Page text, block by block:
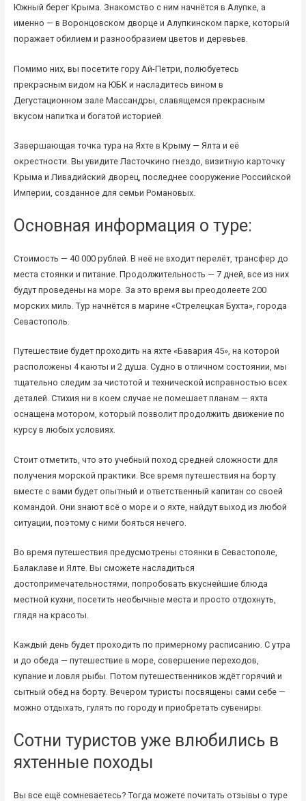
Южный берег Крыма. Знакомство с ним начнётся в Алупке, а
именно — в Воронцовском дворце и Алупкинском парке, который
поражает обилием и разнообразием цветов и деревьев.
Помимо них, вы посетите гору Ай-Петри, полюбуетесь
прекрасным видом на ЮБК и насладитесь вином в
Дегустационном зале Массандры, славящемся прекрасным
вкусом напитка и богатой историей.
Завершающая точка тура на Яхте в Крыму — Ялта и её
окрестности. Вы увидите Ласточкино гнездо, визитную карточку
Крыма и Ливадийский дворец, последнее сооружение Российской
Империи, созданное для семьи Романовых.
Основная информация о туре:
Стоимость — 40 000 рублей. В неё не входит перелёт, трансфер до
места стоянки и питание. Продолжительность — 7 дней, все из них
будут проведены на море. За это время вы преодолеете 200
морских миль. Тур начнётся в марине «Стрелецкая Бухта», города
Севастополь.
Путешествие будет проходить на яхте «Бавария 45», на которой
расположены 4 каюты и 2 душа. Судно в отличном состоянии, мы
тщательно следим за чистотой и технической исправностью всех
деталей. Стихия ни в коем случае не помешает планам — яхта
оснащена мотором, который позволит продолжить движение по
курсу в любых условиях.
Стоит отметить, что это учебный поход средней сложности для
получения морской практики. Все время путешествия на борту
вместе с вами будет опытный и ответственный капитан со своей
командой. Они знают всё о море и о яхте, найдут выход из любой
ситуации, поэтому с ними бояться нечего.
Во время путешествия предусмотрены стоянки в Севастополе,
Балаклаве и Ялте. Вы сможете насладиться
достопримечательностями, попробовать вкуснейшие блюда
местной кухни, посетить необычные места и просто отдохнуть,
глядя на красоты.
Каждый день будет проходить по примерному расписанию. С утра
и до обеда — путешествие в море, совершение переходов,
купание и ловля рыбы. Потом путешественников ждёт горячий и
сытный обед на борту. Вечером туристы посвящены сами себе —
можно отдыхать, гулять по городу и приобретать сувениры.
Сотни туристов уже влюбились в
яхтенные походы
Вы все ещё сомневаетесь? Тогда можете почитать отзывы о туре